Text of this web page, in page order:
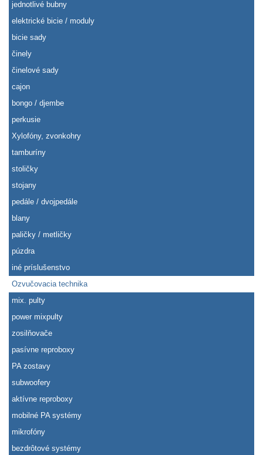
jednotlivé bubny
elektrické bicie / moduly
bicie sady
činely
činelové sady
cajon
bongo / djembe
perkusie
Xylofóny, zvonkohry
tamburíny
stoličky
stojany
pedále / dvojpedále
blany
paličky / metličky
púzdra
iné príslušenstvo
Ozvučovacia technika
mix. pulty
power mixpulty
zosilňovače
pasívne reproboxy
PA zostavy
subwoofery
aktívne reproboxy
mobilné PA systémy
mikrofóny
bezdrôtové systémy